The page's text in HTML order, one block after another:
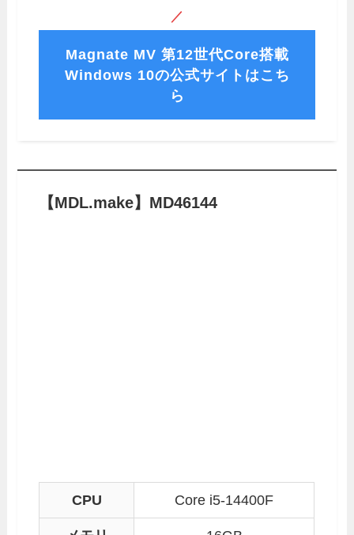
／
Magnate MV 第12世代Core搭載
Windows 10の公式サイトはこち
ら
【MDL.make】MD46144
CPU Core i5-14400F